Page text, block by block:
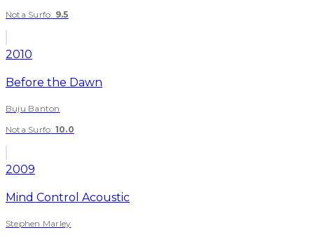
Nota Surfo: 9.5
2010
Before the Dawn
Buju Banton
Nota Surfo: 10.0
2009
Mind Control Acoustic
Stephen Marley